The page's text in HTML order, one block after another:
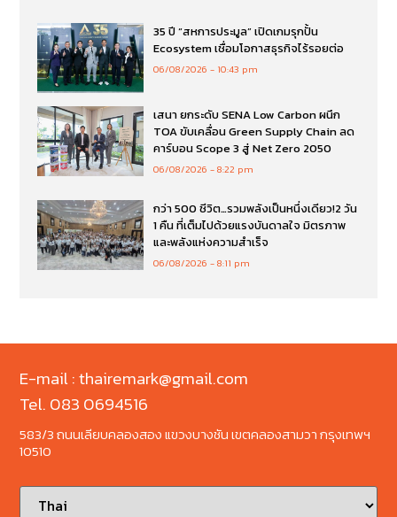
35 ปี “สหการประมูล” เปิดเกมรุกปั้น
Ecosystem เชื่อมโอกาสธุรกิจไร้รอยต่อ
06/08/2026 10:43 pm
เสนา ยกระดับ SENA Low Carbon ผนึก
TOA ขับเคลื่อน Green Supply Chain ลด
คาร์บอน Scope 3 สู่ Net Zero 2050
06/08/2026 8:22 pm
กว่า 500 ชีวิต…รวมพลังเป็นหนึ่งเดียว!2 วัน
1 คืน ที่เต็มไปด้วยแรงบันดาลใจ มิตรภาพ
และพลังแห่งความสำเร็จ
06/08/2026 8:11 pm
E-mail : thairemark@gmail.com
Tel. 083 0694516
583/3 ถนนเลียบคลองสอง แขวงบางชัน เขตคลองสามวา กรุงเทพฯ
10510